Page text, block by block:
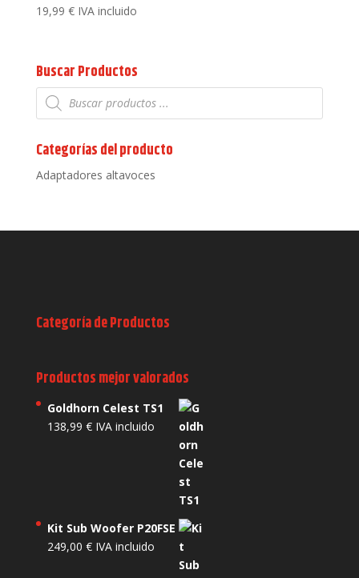
19,99 € IVA incluido
Buscar Productos
Búsqueda
de
productos
Categorías del producto
Adaptadores altavoces
Categoría de Productos
Productos mejor valorados
Goldhorn Celest TS1
138,99 € IVA incluido
Kit Sub Woofer P20FSE
249,00 € IVA incluido